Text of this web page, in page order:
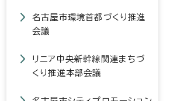
名古屋市環境首都づくり推進
会議
リニア中央新幹線関連まちづ
くり推進本部会議